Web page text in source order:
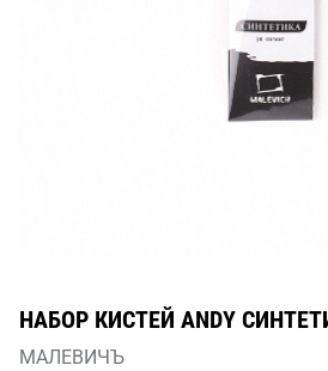
НАБОР КИСТЕЙ ANDY
МАЛЕВИЧЪ